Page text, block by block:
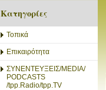
Κατηγορίες
Τοπικά
Επικαιρότητα
ΣΥΝΕΝΤΕΥΞΕΙΣ/MEDIA/
PODCASTS
/tpp.Radio/tpp.TV